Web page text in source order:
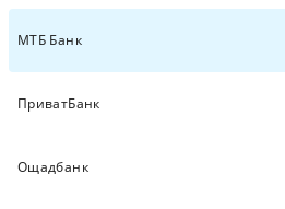
МТБ Банк
ПриватБанк
Ощадбанк